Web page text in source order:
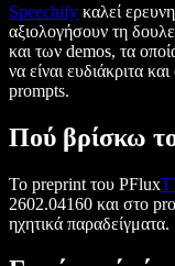
Speechify καλεί
αξιολογήσουν τη
και των demos, τα
να είναι ευδιάκριτα
prompts.
Πού βρίσκω
Το preprint του PFlux
2602.04160 και στο
ηχητικά παραδείγματα.